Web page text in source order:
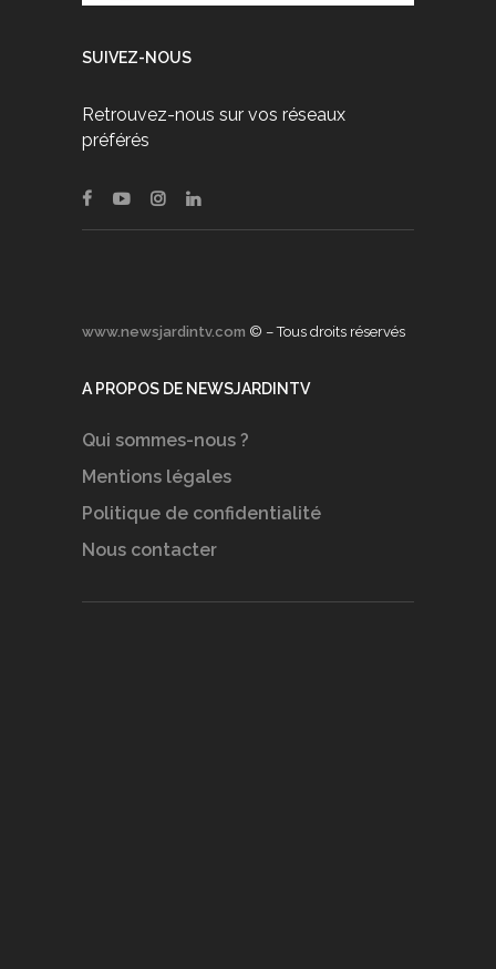
SUIVEZ-NOUS
Retrouvez-nous sur vos réseaux
préférés
www.newsjardintv.com © – Tous droits réservés
A PROPOS DE NEWSJARDINTV
Qui sommes-nous ?
Mentions légales
Politique de confidentialité
Nous contacter